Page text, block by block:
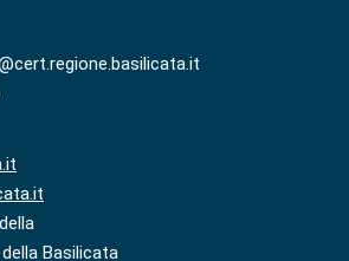
Basilicata